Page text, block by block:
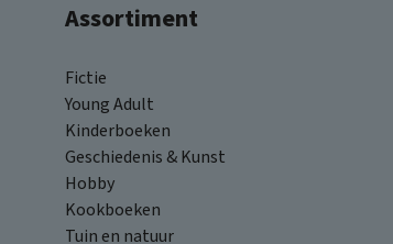
Assortiment
Fictie
Young Adult
Kinderboeken
Geschiedenis & Kunst
Hobby
Kookboeken
Tuin en natuur